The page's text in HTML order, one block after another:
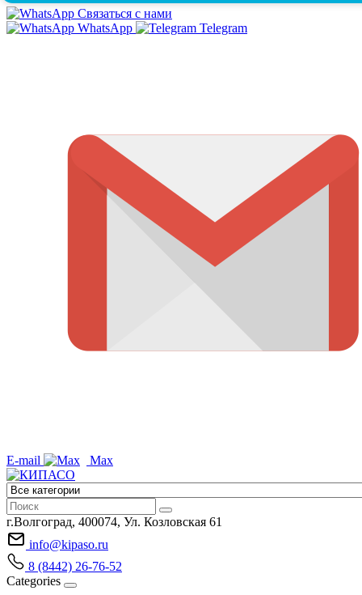
Связаться с нами
WhatsApp
Telegram
E-mail Max
г.Волгоград, 400074, Ул. Козловская 61
info@kipaso.ru
8 (8442) 26-76-52
Categories